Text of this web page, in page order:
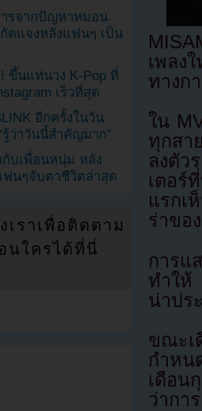
เพลง
ทางก
ใน
ทุกสา
ลงตัว
เตอร์
แรกเ
ร่าขอ
การแ
ทำให้
น่าปร
ขณะเ
กำห
เดือน
ว่ากา
ารจากปัญหาหมอน
ดแจงหลังแฟนๆ เป็น
ขึ้นแท่นวง K-Pop ที่
เร็วที่สุด
อีกครั้งในวัน
ว่าวันนี้สำคัญมาก”
บเพื่อนหนุ่ม หลัง
นๆจับตาชีวิตล่าสุด
ราเพื่อติดตาม
นใครได้ที่นี่